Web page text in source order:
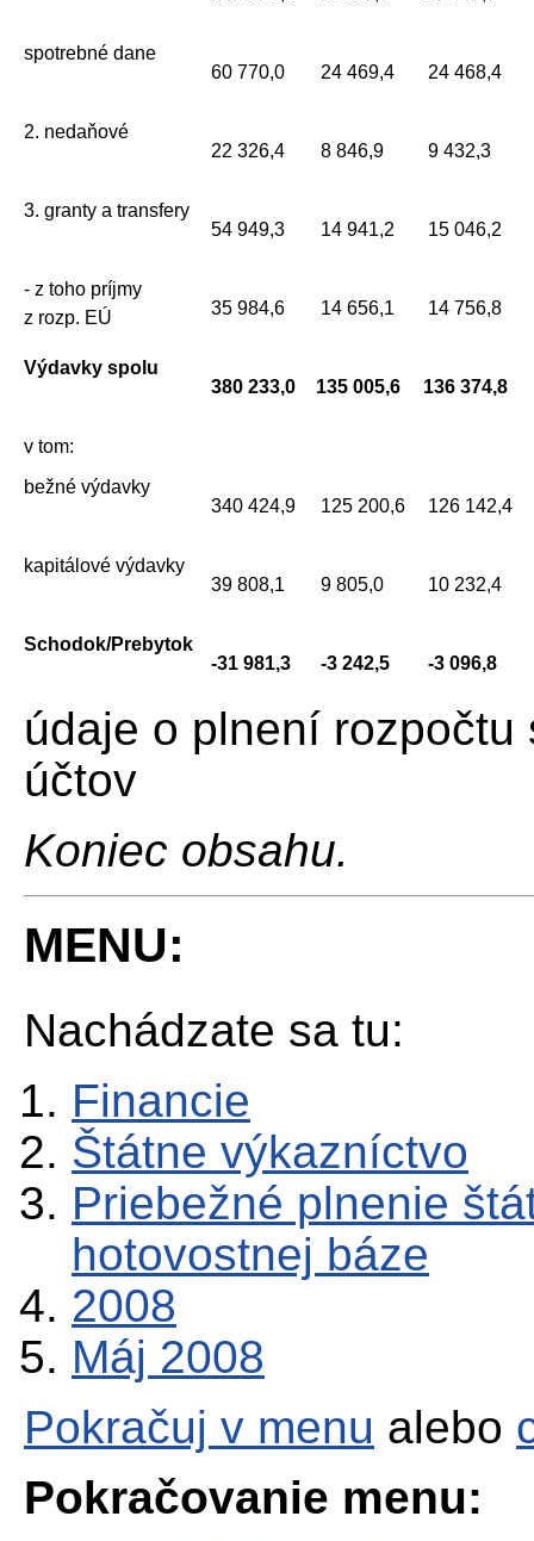
spotrebné dane
60 770,0
24 469,4 24 468,4
2. nedaňové
22 326,4
8 846,9 9 432,3
3. granty a transfery
54 949,3
14 941,2 15 046,2
- z toho príjmy
z rozp. EÚ
35 984,6 14 656,1 14 756,8
Výdavky spolu
380 233,0
135 005,6 136 374,8
v tom:
bežné výdavky
340 424,9
125 200,6 126 142,4
kapitálové výdavky
39 808,1
9 805,0 10 232,4
Schodok/Prebytok
-31 981,3
-3 242,5 -3 096,8
údaje o plnení
účtov
Koniec obsahu.
MENU:
Nachádzate sa tu:
Financie
Štátne výkazníctvo
Priebežné plnenie
hotovostnej báze
2008
Máj 2008
Pokračuj v menu alebo
Pokračovanie menu: